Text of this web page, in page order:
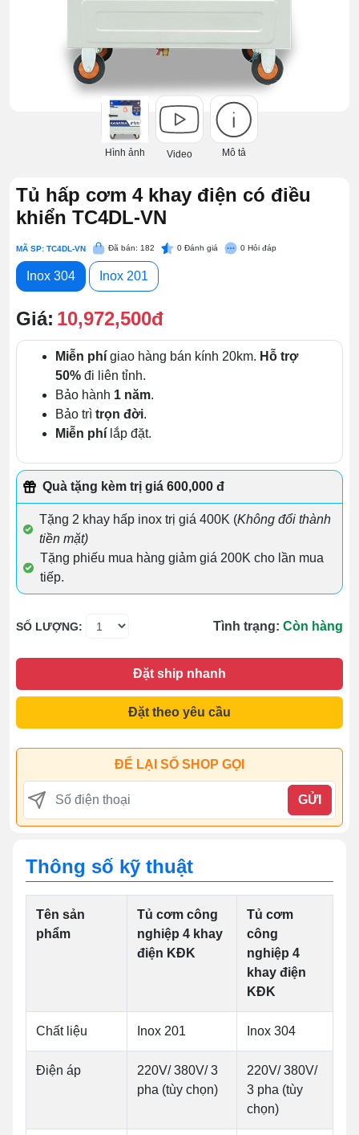
Hình ảnh Video Mô tả
Tủ hấp cơm 4 khay điện có điều
khiển TC4DL-VN
MÃ SP: TC4DL-VN Đã bán: 182 0 Đánh giá 0 Hỏi đáp
Inox 304 Inox 201
Giá: 10,972,500đ
Miễn phí giao hàng bán kính 20km. Hỗ trợ
50% đi liên tỉnh.
Bảo hành 1 năm.
Bảo trì trọn đời.
Miễn phí lắp đặt.
Quà tặng kèm trị giá 600,000 đ
Tặng 2 khay hấp inox trị giá 400K (Không đổi thành
tiền mặt)
Tặng phiếu mua hàng giảm giá 200K cho lần mua
tiếp.
SỐ LƯỢNG: Tình trạng: Còn hàng
Đặt ship nhanh
Đặt theo yêu cầu
ĐỂ LẠI SỐ SHOP GỌI
GỬI
Thông số kỹ thuật
Tên sản
phẩm
Tủ cơm công
nghiệp 4 khay
điện KĐK
Tủ cơm
công
nghiệp 4
khay điện
KĐK
Chất liệu Inox 201 Inox 304
Điện áp
220V/ 380V/ 3
pha (tùy chọn)
220V/ 380V/
3 pha (tùy
chọn)